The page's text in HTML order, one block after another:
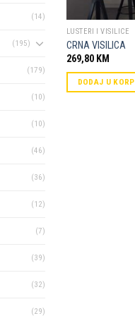
(14)
(195)
(179)
(10)
(10)
(46)
(36)
(12)
(7)
(39)
(32)
(29)
LUSTERI I VISILICE
CRNA VISILICA
269,80 KM
DODAJ U